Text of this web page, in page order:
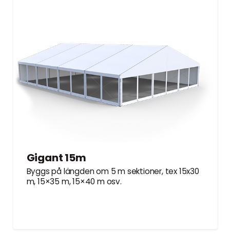
Gigant 15m
Byggs på längden om 5 m sektioner, tex 15x30
m, 15×35 m, 15×40 m osv.